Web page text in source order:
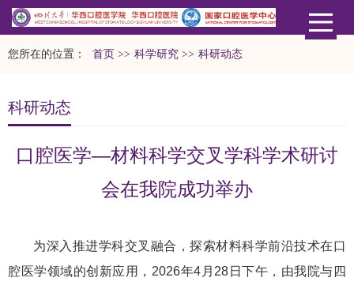
您所在的位置： 首页 >> 科学研究 >> 科研动态
科研动态
口腔医学—材料科学交叉学科学术研讨
会在我院成功举办
为深入推进学科交叉融合，探索材料科学前沿技术在口
腔医学领域的创新应用，2026年4月28日下午，由我院与四